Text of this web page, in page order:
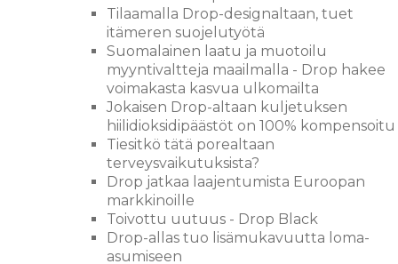
Tilaamalla Drop-designaltaan, tuet
itämeren suojelutyötä
Suomalainen laatu ja muotoilu
myyntivaltteja maailmalla - Drop hakee
voimakasta kasvua ulkomailta
Jokaisen Drop-altaan kuljetuksen
hiilidioksidipäästöt on 100% kompensoitu
Tiesitkö tätä porealtaan
terveysvaikutuksista?
Drop jatkaa laajentumista Euroopan
markkinoille
Toivottu uutuus - Drop Black
Drop-allas tuo lisämukavuutta loma-
asumiseen